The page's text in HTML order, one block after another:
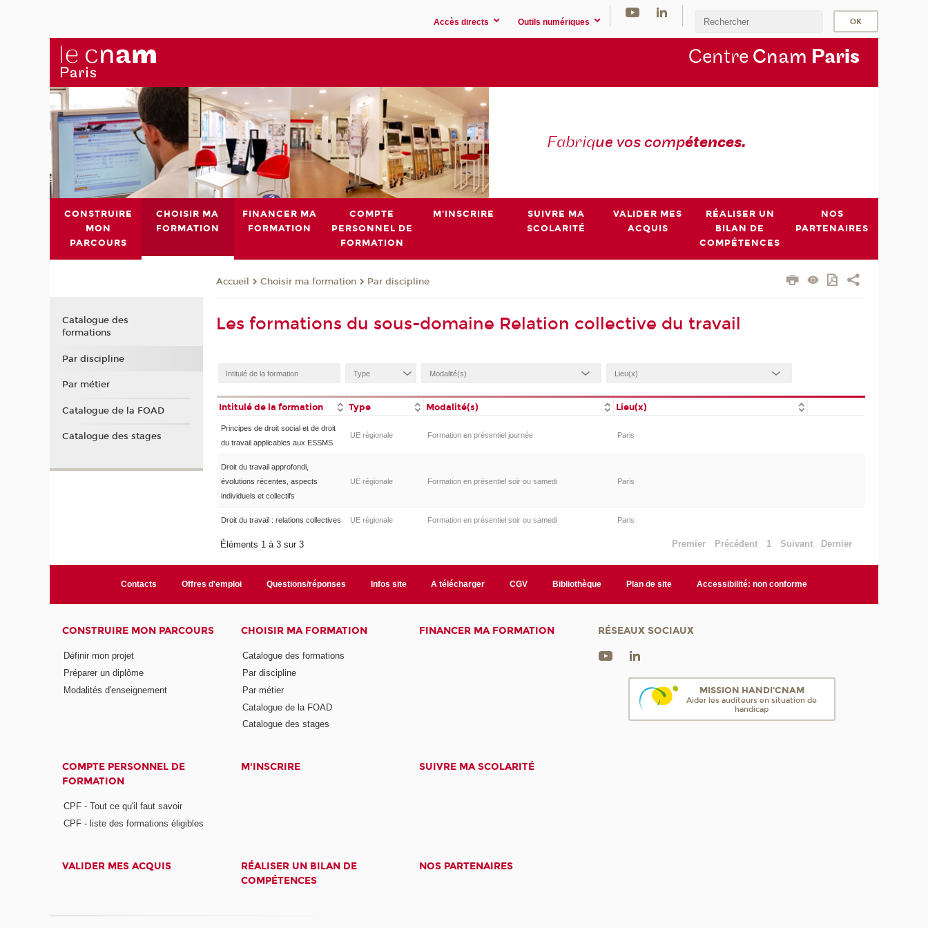
Accès directs Outils numériques
Centre Cnam Paris
Fabrique vos compétences.
CONSTRUIRE
MON
PARCOURS
CHOISIR MA
FORMATION
FINANCER MA
FORMATION
COMPTE
PERSONNEL DE
FORMATION
M'INSCRIRE
SUIVRE MA
SCOLARITÉ
VALIDER MES
ACQUIS
RÉALISER UN
BILAN DE
COMPÉTENCES
NOS
PARTENAIRES
Accueil Choisir ma formation Par discipline
Les formations du sous-domaine Relation collective du travail
Intitulé de la formation Type Modalité(s) Lieu(x)
Principes de droit social et de droit
du travail applicables aux ESSMS
UE régionale Formation en présentiel journée Paris
Droit du travail approfondi,
évolutions récentes, aspects
individuels et collectifs
UE régionale Formation en présentiel soir ou samedi Paris
Droit du travail : relations collectives UE régionale Formation en présentiel soir ou samedi Paris
Éléments 1 à 3 sur 3 Premier Précédent 1 Suivant Dernier
Catalogue des
formations
Par discipline
Par métier
Catalogue de la FOAD
Catalogue des stages
Contacts Offres d'emploi Questions/réponses Infos site A télécharger CGV Bibliothèque Plan de site Accessibilité: non conforme
CONSTRUIRE MON PARCOURS
Définir mon projet
Préparer un diplôme
Modalités d'enseignement
CHOISIR MA FORMATION
Catalogue des formations
Par discipline
Par métier
Catalogue de la FOAD
Catalogue des stages
FINANCER MA FORMATION
COMPTE PERSONNEL DE
FORMATION
CPF - Tout ce qu'il faut savoir
CPF - liste des formations éligibles
M'INSCRIRE SUIVRE MA SCOLARITÉ
VALIDER MES ACQUIS
RÉALISER UN BILAN DE
COMPÉTENCES
NOS PARTENAIRES
RÉSEAUX SOCIAUX
MISSION HANDI'CNAM
Aider les auditeurs en situation de
handicap